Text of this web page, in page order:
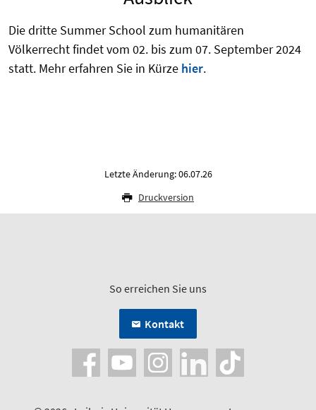
Die dritte Summer School zum humanitären
Völkerrecht findet vom 02. bis zum 07. September 2024
statt. Mehr erfahren Sie in Kürze hier.
Letzte Änderung: 06.07.26
Druckversion
So erreichen Sie uns
Kontakt